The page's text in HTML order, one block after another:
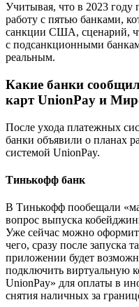
Учитывая, что в 2023 году
работу с пятью банками,
санкции США, сценарий,
с подсанкционными
реальным.
Какие банки
карт UnionPay и
После ухода платежных
банки объявили о планах
системой UnionPay.
Тинькофф банк
В Тинькофф пообещали
вопрос выпуска
Уже сейчас можно
чего, сразу после запуска
приложении будет
подключить виртуальную
UnionPay» для оплаты в
снятия наличных за